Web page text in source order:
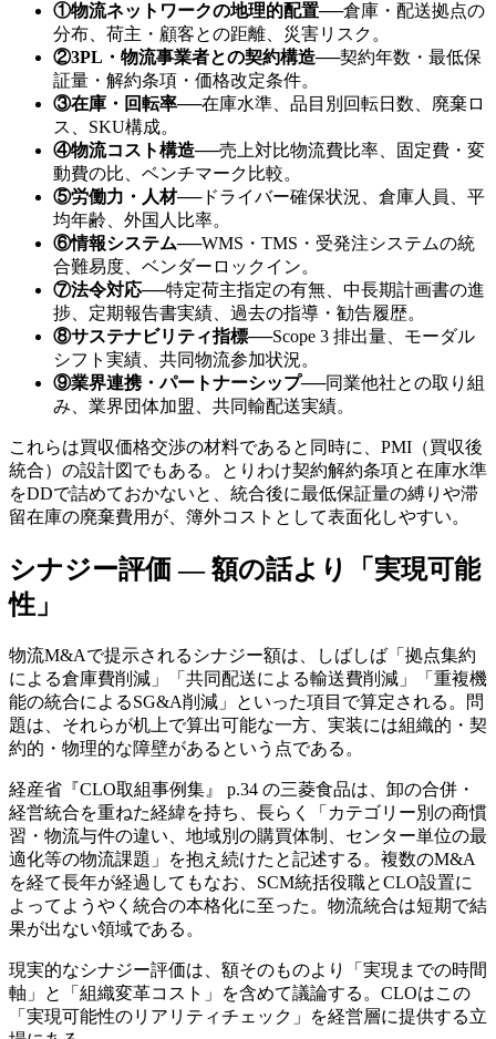
①物流ネットワークの地理的配置──倉庫・配送拠点の
分布、荷主・顧客との距離、災害リスク。
②3PL・物流事業者との契約構造──契約年数・最低保
証量・解約条項・価格改定条件。
③在庫・回転率──在庫水準、品目別回転日数、廃棄ロ
ス、SKU構成。
④物流コスト構造──売上対比物流費比率、固定費・変
動費の比、ベンチマーク比較。
⑤労働力・人材──ドライバー確保状況、倉庫人員、平
均年齢、外国人比率。
⑥情報システム──WMS・TMS・受発注システムの統
合難易度、ベンダーロックイン。
⑦法令対応──特定荷主指定の有無、中長期計画書の進
捗、定期報告書実績、過去の指導・勧告履歴。
⑧サステナビリティ指標──Scope 3 排出量、モーダル
シフト実績、共同物流参加状況。
⑨業界連携・パートナーシップ──同業他社との取り組
み、業界団体加盟、共同輸配送実績。
これらは買収価格交渉の材料であると同時に、PMI（買収後
統合）の設計図でもある。とりわけ契約解約条項と在庫水準
をDDで詰めておかないと、統合後に最低保証量の縛りや滞
留在庫の廃棄費用が、簿外コストとして表面化しやすい。
シナジー評価 — 額の話より「実現可能
性」
物流M&Aで提示されるシナジー額は、しばしば「拠点集約
による倉庫費削減」「共同配送による輸送費削減」「重複機
能の統合によるSG&A削減」といった項目で算定される。問
題は、それらが机上で算出可能な一方、実装には組織的・契
約的・物理的な障壁があるという点である。
経産省『CLO取組事例集』 p.34 の三菱食品は、卸の合併・
経営統合を重ねた経緯を持ち、長らく「カテゴリー別の商慣
習・物流与件の違い、地域別の購買体制、センター単位の最
適化等の物流課題」を抱え続けたと記述する。複数のM&A
を経て長年が経過してもなお、SCM統括役職とCLO設置に
よってようやく統合の本格化に至った。物流統合は短期で結
果が出ない領域である。
現実的なシナジー評価は、額そのものより「実現までの時間
軸」と「組織変革コスト」を含めて議論する。CLOはこの
「実現可能性のリアリティチェック」を経営層に提供する立